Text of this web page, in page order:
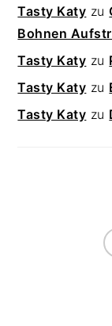
Tasty Katy zu
Bohnen
Tasty Katy zu
Tasty Katy zu
Tasty Katy zu